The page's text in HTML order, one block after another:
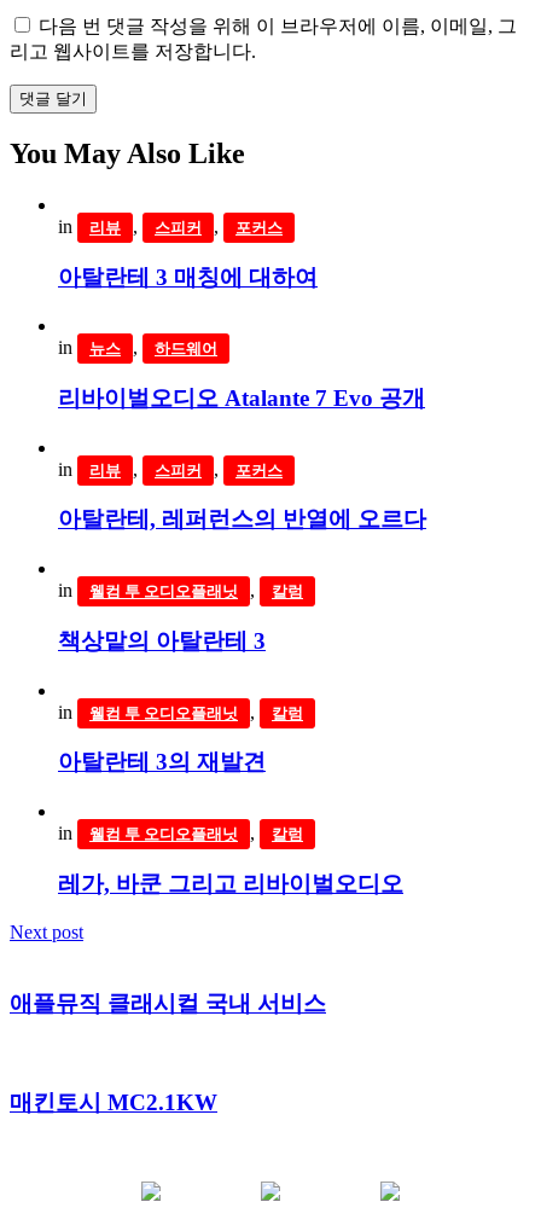
다음 번 댓글 작성을 위해 이 브라우저에 이름, 이메일, 그
리고 웹사이트를 저장합니다.
댓글 달기
You May Also Like
in 리뷰 , 스피커 , 포커스
아탈란테 3 매칭에 대하여
in 뉴스 , 하드웨어
리바이벌오디오 Atalante 7 Evo 공개
in 리뷰 , 스피커 , 포커스
아탈란테, 레퍼런스의 반열에 오르다
in 웰컴 투 오디오플래닛 , 칼럼
책상맡의 아탈란테 3
in 웰컴 투 오디오플래닛 , 칼럼
아탈란테 3의 재발견
in 웰컴 투 오디오플래닛 , 칼럼
레가, 바쿤 그리고 리바이벌오디오
Next post
애플뮤직 클래시컬 국내 서비스
매킨토시 MC2.1KW